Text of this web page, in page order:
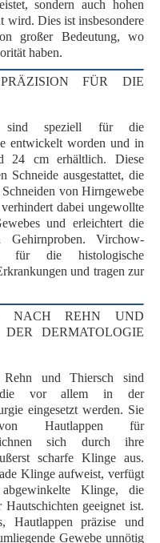
sondern auch hohen
wird. Dies ist insbesondere
großer Bedeutung, wo
haben.
FÜR DIE
speziell für die
entwickelt worden und in
24 cmerhältlich. Diese
Schneide ausgestattet, die
von Hirngewebe
verhindert dabei ungewollte
und erleichtert die
Virchow-
für die histologische
und tragen zur
NACH REHN UND
DERMATOLOGIE
Rehn und Thiersch sind
die vor allem in der
eingesetzt werden. Sie
Hautlappen für
sich durch ihre
scharfe Klingeaus.
Klinge aufweist, verfügt
abgewinkelte Klinge, die
geeignet ist.
Hautlappen präzise und
Gewebe unnötig